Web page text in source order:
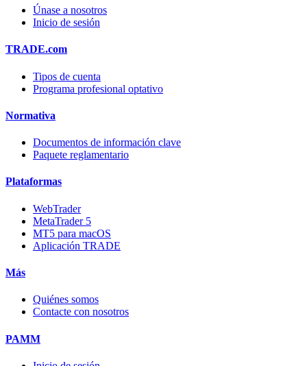
Únase a nosotros
Inicio de sesión
TRADE.com
Tipos de cuenta
Programa profesional optativo
Normativa
Documentos de información clave
Paquete reglamentario
Plataformas
WebTrader
MetaTrader 5
MT5 para macOS
Aplicación TRADE
Más
Quiénes somos
Contacte con nosotros
PAMM